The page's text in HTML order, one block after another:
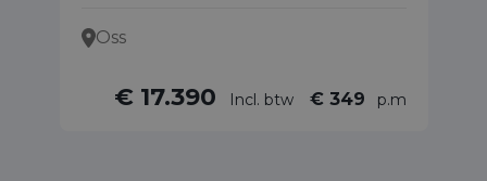
Oss
€ 17.390 Incl. btw € 349 p.m